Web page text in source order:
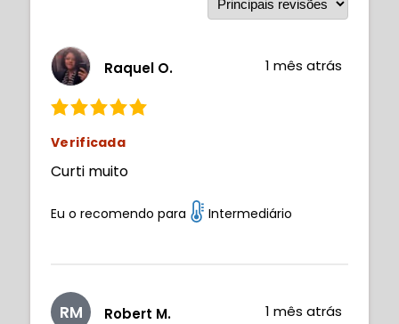
Raquel O. 1 mês atrás
Verificada
Curti muito
Eu o recomendo para Intermediário
RM Robert M. 1 mês atrás